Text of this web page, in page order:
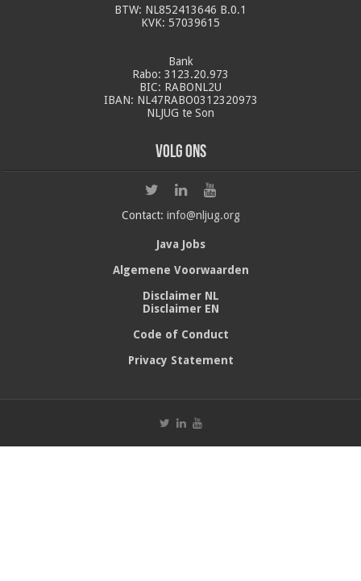
BTW: NL852413646 B.0.1
KVK: 57039615
Bank
Rabo: 3123.20.973
BIC: RABONL2U
IBAN: NL47RABO0312320973
NLJUG te Son
Volg ons
Contact: info@nljug.org
Java Jobs
Algemene Voorwaarden
Disclaimer NL
Disclaimer EN
Code of Conduct
Privacy Statement